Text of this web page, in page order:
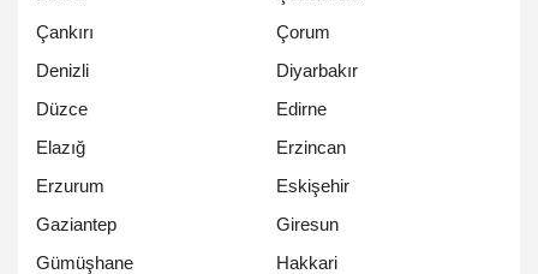
Çankırı
Çorum
Denizli
Diyarbakır
Düzce
Edirne
Elazığ
Erzincan
Erzurum
Eskişehir
Gaziantep
Giresun
Gümüşhane
Hakkari